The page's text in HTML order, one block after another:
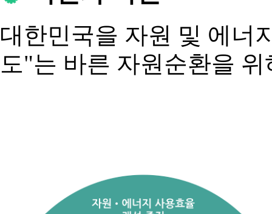
대한민국을 자원 및 에너
도"는 바른 자원순환을